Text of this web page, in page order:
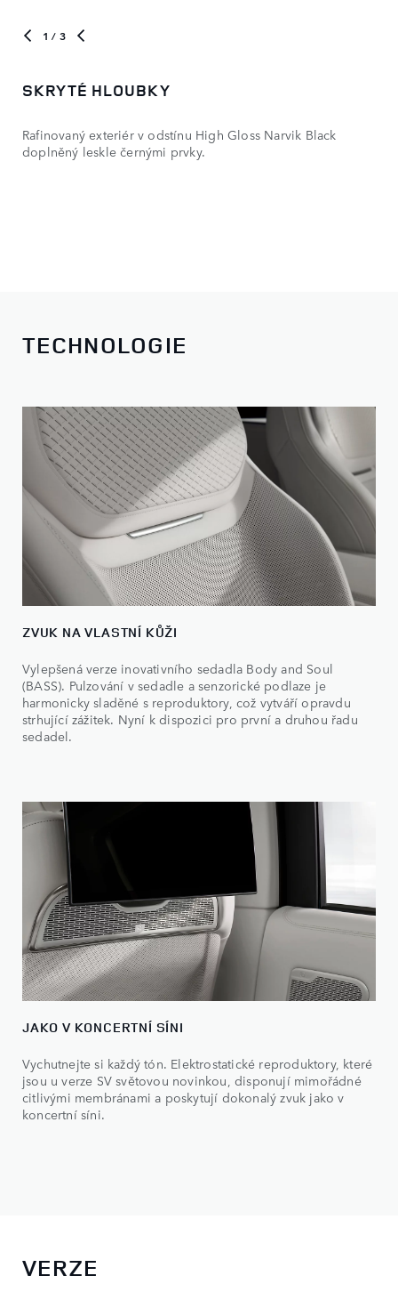
1 / 3
SKRYTÉ HLOUBKY
Rafinovaný exteriér v odstínu High Gloss Narvik Black
doplněný leskle černými prvky.
TECHNOLOGIE
ZVUK NA VLASTNÍ KŮŽI
Vylepšená verze inovativního sedadla Body and Soul
(BASS). Pulzování v sedadle a senzorické podlaze je
harmonicky sladěné s reproduktory, což vytváří opravdu
strhující zážitek. Nyní k dispozici pro první a druhou řadu
sedadel.
JAKO V KONCERTNÍ SÍNI
Vychutnejte si každý tón. Elektrostatické reproduktory, které
jsou u verze SV světovou novinkou, disponují mimořádné
citlivými membránami a poskytují dokonalý zvuk jako v
koncertní síni.
VERZE